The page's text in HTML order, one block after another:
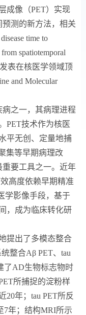
成像（PET）实现
测的新方法，相关
time to
spatiotemporal
表在核医学领域顶
and Molecular
之一，其病理进程
PET技术作为核医
平无创、定量地捕
集等早期病理改
重要工具之一。近年
高度依赖早期精准
学影像手段，基于
，成为临床转化研
提出了多模态整合
整合Aβ PET、 tau
了AD生物标志物时
所捕捉的淀粉样
20年； tau PET所反
7年；结构MRI所示